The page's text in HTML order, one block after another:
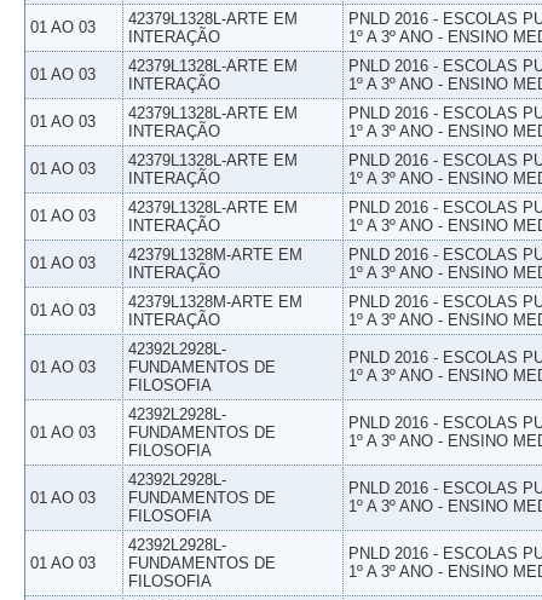
01 AO 03
42379L1328L-ARTE EM
INTERAÇÃO
PNLD 2016 - ESCOLAS
1º A 3º ANO - ENSINO
01 AO 03
42379L1328L-ARTE EM
INTERAÇÃO
PNLD 2016 - ESCOLAS
1º A 3º ANO - ENSINO
01 AO 03
42379L1328L-ARTE EM
INTERAÇÃO
PNLD 2016 - ESCOLAS
1º A 3º ANO - ENSINO
01 AO 03
42379L1328L-ARTE EM
INTERAÇÃO
PNLD 2016 - ESCOLAS
1º A 3º ANO - ENSINO
01 AO 03
42379L1328L-ARTE EM
INTERAÇÃO
PNLD 2016 - ESCOLAS
1º A 3º ANO - ENSINO
01 AO 03
42379L1328M-ARTE EM
INTERAÇÃO
PNLD 2016 - ESCOLAS
1º A 3º ANO - ENSINO
01 AO 03
42379L1328M-ARTE EM
INTERAÇÃO
PNLD 2016 - ESCOLAS
1º A 3º ANO - ENSINO
01 AO 03
42392L2928L-
FUNDAMENTOS DE
FILOSOFIA
PNLD 2016 - ESCOLAS
1º A 3º ANO - ENSINO
01 AO 03
42392L2928L-
FUNDAMENTOS DE
FILOSOFIA
PNLD 2016 - ESCOLAS
1º A 3º ANO - ENSINO
01 AO 03
42392L2928L-
FUNDAMENTOS DE
FILOSOFIA
PNLD 2016 - ESCOLAS
1º A 3º ANO - ENSINO
01 AO 03
42392L2928L-
FUNDAMENTOS DE
FILOSOFIA
PNLD 2016 - ESCOLAS
1º A 3º ANO - ENSINO